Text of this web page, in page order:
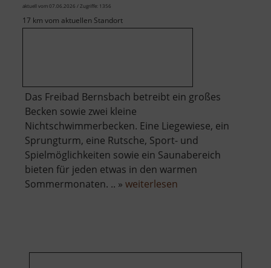
aktuell vom 07.06.2026 / Zugriffe: 1356
17 km vom aktuellen Standort
Das Freibad Bernsbach betreibt ein großes
Becken sowie zwei kleine
Nichtschwimmerbecken. Eine Liegewiese, ein
Sprungturm, eine Rutsche, Sport- und
Spielmöglichkeiten sowie ein Saunabereich
bieten für jeden etwas in den warmen
Sommermonaten. .. » weiterlesen